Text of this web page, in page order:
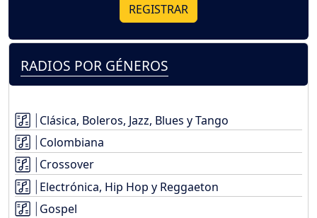
REGISTRAR
RADIOS POR GÉNEROS
Clásica, Boleros, Jazz, Blues y Tango
Colombiana
Crossover
Electrónica, Hip Hop y Reggaeton
Gospel